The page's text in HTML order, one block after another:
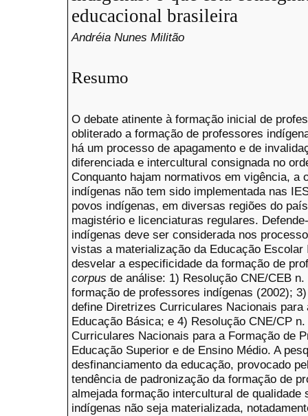
educacional brasileira
Andréia Nunes Militão
Resumo
O debate atinente à formação inicial de
obliterado a formação de professores
há um processo de apagamento e de
diferenciada e intercultural consignada no
Conquanto hajam normativos em vigência,
indígenas não tem sido implementada nas
povos indígenas, em diversas regiões do
magistério e licenciaturas regulares.
indígenas deve ser considerada nos
vistas a materialização da Educação Escolar
desvelar a especificidade da formação de
corpus de análise: 1) Resolução CNE/CEB
formação de professores indígenas (2002);
define Diretrizes Curriculares Nacionais
Educação Básica; e 4) Resolução CNE/CP
Curriculares Nacionais para a Formação de
Educação Superior e de Ensino Médio. A
desfinanciamento da educação, provocado
tendência de padronização da formação de
almejada formação intercultural de
indígenas não seja materializada,